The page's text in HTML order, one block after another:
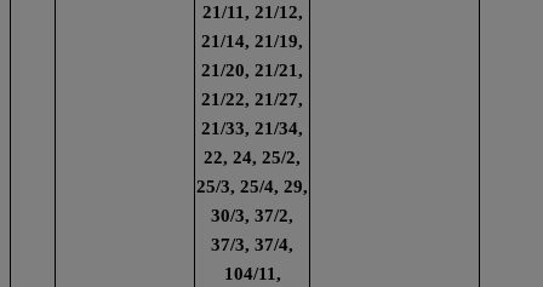
21/11, 21/12,
21/14, 21/19,
21/20, 21/21,
21/22, 21/27,
21/33, 21/34,
22, 24, 25/2,
25/3, 25/4, 29,
30/3, 37/2,
37/3, 37/4,
104/11,